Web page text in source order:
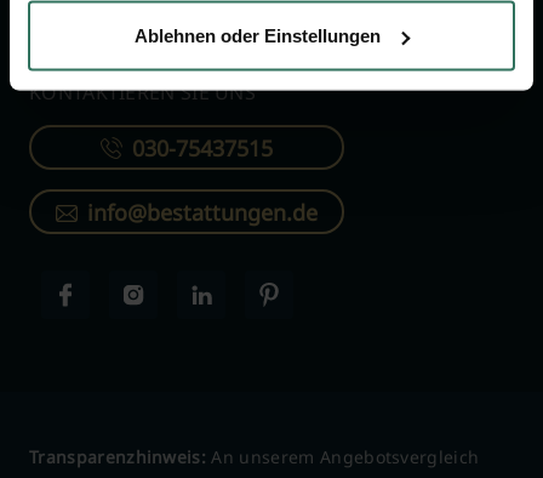
Ablehnen oder Einstellungen
KONTAKTIEREN SIE UNS
030-75437515
info@bestattungen.de
Transparenzhinweis: An unserem Angebotsvergleich